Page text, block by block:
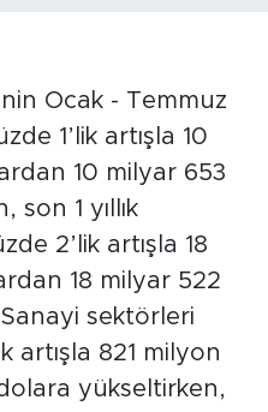
Ocak - Temmuz
1’lik artışla 10
10 milyar 653
son 1 yıllık
2’lik artışla 18
18 milyar 522
sektörleri
artışla 821 milyon
yükseltirken,